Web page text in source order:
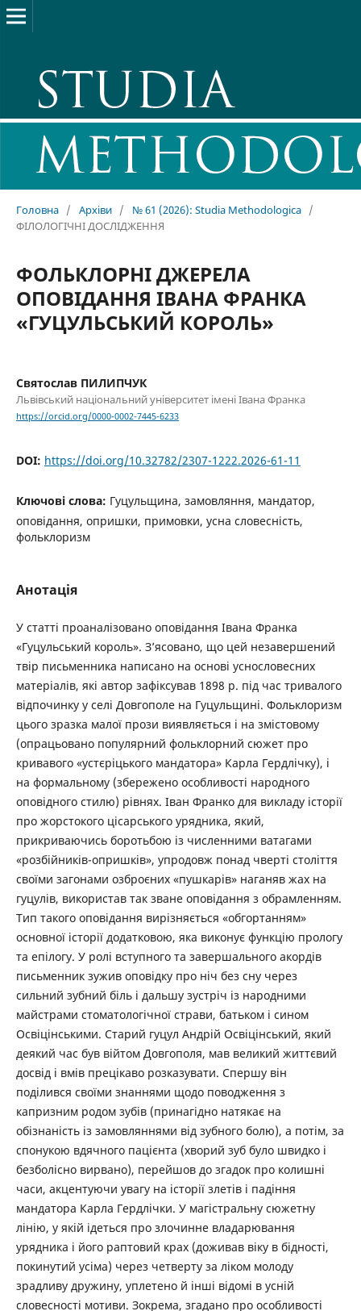
Головна / Архіви / № 61 (2026): Studia Methodologica /
ФІЛОЛОГІЧНІ ДОСЛІДЖЕННЯ
ФОЛЬКЛОРНІ ДЖЕРЕЛА
ОПОВІДАННЯ ІВАНА ФРАНКА
«ГУЦУЛЬСЬКИЙ КОРОЛЬ»
Святослав ПИЛИПЧУК
Львівський національний університет імені Івана Франка
https://orcid.org/0000-0002-7445-6233
DOI: https://doi.org/10.32782/2307-1222.2026-61-11
Ключові слова: Гуцульщина, замовляння, мандатор,
оповідання, опришки, примовки, усна словесність,
фольклоризм
Анотація
У статті проаналізовано оповідання Івана Франка
«Гуцульський король». З’ясовано, що цей незавершений
твір письменника написано на основі уснословесних
матеріалів, які автор зафіксував 1898 р. під час тривалого
відпочинку у селі Довгополе на Гуцульщині. Фольклоризм
цього зразка малої прози виявляється і на змістовому
(опрацьовано популярний фольклорний сюжет про
кривавого «устєріцького мандатора» Карла Гердлічку), і
на формальному (збережено особливості народного
оповідного стилю) рівнях. Іван Франко для викладу історії
про жорстокого цісарського урядника, який,
прикриваючись боротьбою із численними ватагами
«розбійників-опришків», упродовж понад чверті століття
своїми загонами озброєних «пушкарів» наганяв жах на
гуцулів, використав так зване оповідання з обрамленням.
Тип такого оповідання вирізняється «обгортанням»
основної історії додатковою, яка виконує функцію прологу
та епілогу. У ролі вступного та завершального акордів
письменник зужив оповідку про ніч без сну через
сильний зубний біль і дальшу зустріч із народними
майстрами стоматологічної страви, батьком і сином
Освіцінськими. Старий гуцул Андрій Освіцінський, який
деякий час був війтом Довгополя, мав великий життєвий
досвід і вмів прецікаво розказувати. Спершу він
поділився своїми знаннями щодо поводження з
капризним родом зубів (принагідно натякає на
обізнаність із замовляннями від зубного болю), а потім, за
спонукою вдячного пацієнта (хворий зуб було швидко і
безболісно вирвано), перейшов до згадок про колишні
часи, акцентуючи увагу на історії злетів і падіння
мандатора Карла Гердлічки. У магістральну сюжетну
лінію, у якій ідеться про злочинне владарювання
урядника і його раптовий крах (доживав віку в бідності,
покинутий усіма) через четверту за ліком молоду
зрадливу дружину, уплетено й інші відомі в усній
словесності мотиви. Зокрема, згадано про особливості